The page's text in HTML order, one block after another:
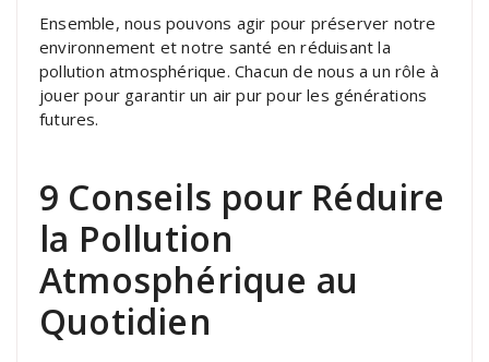
Ensemble, nous pouvons agir pour préserver notre
environnement et notre santé en réduisant la
pollution atmosphérique. Chacun de nous a un rôle à
jouer pour garantir un air pur pour les générations
futures.
9 Conseils pour Réduire
la Pollution
Atmosphérique au
Quotidien